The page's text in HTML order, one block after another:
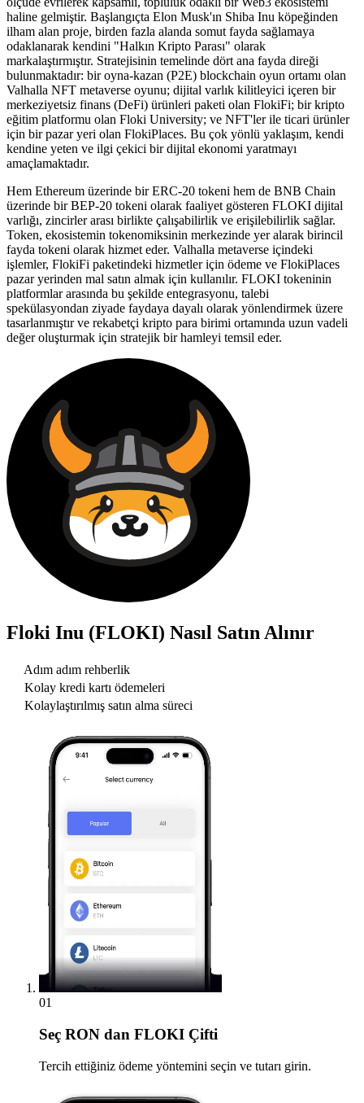
haline gelmiştir. Başlangıçta Elon Musk'ın Shiba Inu köpeğinden
ilham alan proje, birden fazla alanda somut fayda sağlamaya
odaklanarak kendini "Halkın Kripto Parası" olarak
markalaştırmıştır. Stratejisinin temelinde dört ana fayda direği
bulunmaktadır: bir oyna-kazan (P2E) blockchain oyun ortamı olan
Valhalla NFT metaverse oyunu; dijital varlık kilitleyici içeren bir
merkeziyetsiz finans (DeFi) ürünleri paketi olan FlokiFi; bir kripto
eğitim platformu olan Floki University; ve NFT'ler ile ticari ürünler
için bir pazar yeri olan FlokiPlaces. Bu çok yönlü yaklaşım, kendi
kendine yeten ve ilgi çekici bir dijital ekonomi yaratmayı
amaçlamaktadır.
Hem Ethereum üzerinde bir ERC-20 tokeni hem de BNB Chain
üzerinde bir BEP-20 tokeni olarak faaliyet gösteren FLOKI dijital
varlığı, zincirler arası birlikte çalışabilirlik ve erişilebilirlik sağlar.
Token, ekosistemin tokenomiksinin merkezinde yer alarak birincil
fayda tokeni olarak hizmet eder. Valhalla metaverse içindeki
işlemler, FlokiFi paketindeki hizmetler için ödeme ve FlokiPlaces
pazar yerinden mal satın almak için kullanılır. FLOKI tokeninin
platformlar arasında bu şekilde entegrasyonu, talebi
spekülasyondan ziyade faydaya dayalı olarak yönlendirmek üzere
tasarlanmıştır ve rekabetçi kripto para birimi ortamında uzun vadeli
değer oluşturmak için stratejik bir hamleyi temsil eder.
Floki Inu (FLOKI) Nasıl Satın Alınır
Adım adım rehberlik
Kolay kredi kartı ödemeleri
Kolaylaştırılmış satın alma süreci
01
Seç RON dan FLOKI Çifti
Tercih ettiğiniz ödeme yöntemini seçin ve tutarı girin.